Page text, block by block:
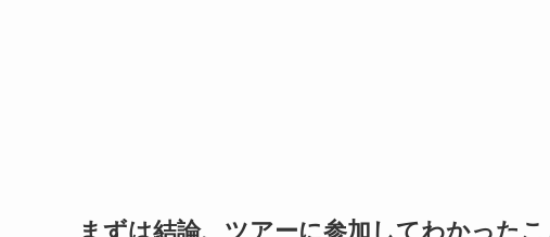
まずは結論、ツアーに参加してわかった